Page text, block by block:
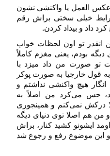
العمل یا واکنشی نشون
خیلی سختی براش رقم
داد و بیداد کردن.
انقدر تو اون لحظات خواب
دیگه بودم، یعنی مغزم کاملاً
تو صورت من داد میزد با
و من به قول خارجیا به صورت پوکر
هیچ واکنشی نداشتم و
حس می‌کرد من اصلاً به
درکش نمی‌کنم و همینجوری
من هم اصلا توی دنیای دیگه
ایشونو کشید کنار، براش
این موضوع رفع و رجوع شد